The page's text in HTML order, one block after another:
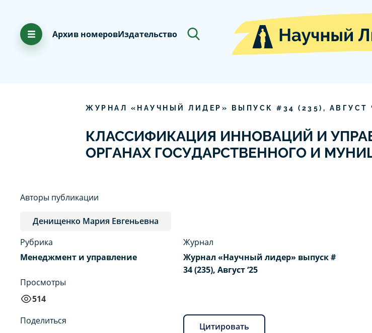
Архив номеровИздательство
ЖУРНАЛ «НАУЧНЫЙ ЛИДЕР» ВЫПУСК # 34 ( 235), АВГУСТ ‘
КЛАССИФИКАЦИЯ ИННОВАЦИЙ И
ОРГАНАХ ГОСУДАРСТВЕННОГО И
Авторы публикации
Денищенко Мария Евгеньевна
Рубрика
Менеджмент и управление
Просмотры
514
Журнал
Журнал «Научный лидер» выпуск #
34 (235), Август ‘25
Поделиться
Цитировать